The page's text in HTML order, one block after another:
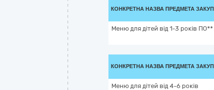
КОНКРЕТНА НАЗВА ПРЕДМЕТА
Меню для дітей від 1-3 років ПО**
КОНКРЕТНА НАЗВА ПРЕДМЕТА
Меню для дітей від 4-6 років